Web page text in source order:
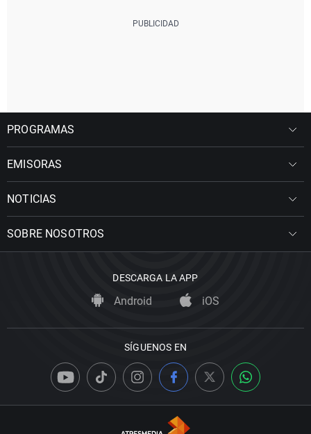
PROGRAMAS
EMISORAS
NOTICIAS
SOBRE NOSOTROS
DESCARGA LA APP
Android iOS
SÍGUENOS EN